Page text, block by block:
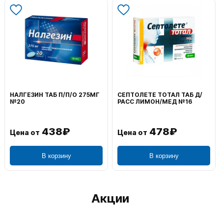
ВОЛЬТАРЕН ЭМУЛЬГЕЛЬ
НАРУЖ 2% 100Г
Цена от 1 106₽
В корзину
ФЕНИСТИЛ ГЕЛЬ НАРУЖ
0,1% 50Г
Цена от 749₽
В корзину
Акции